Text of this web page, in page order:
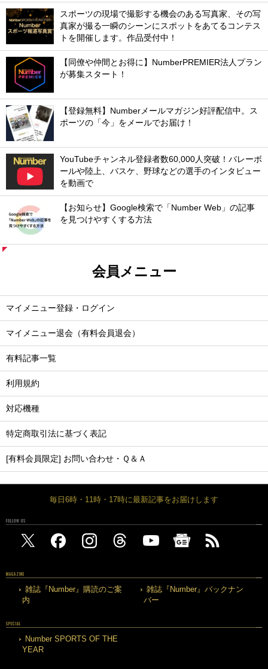
スポーツの現場で撮影する機会のある写真家、その写
真家が撮る一瞬のシーンにスポットをあてるコンテス
トを開催します。作品受付中！
【同僚や仲間とお得に】NumberPREMIER法人プラン
が募集スタート！
【登録無料】Numberメールマガジン好評配信中。ス
ポーツの「今」をメールでお届け！
YouTubeチャンネル登録者数60,000人突破！バレーボ
ールや陸上、バスケ、野球などの選手のインタビュー
を動画で
【お知らせ】Google検索で「Number Web」の記事
を見つけやすくする方法
会員メニュー
マイメニュー登録・ログイン
マイメニュー退会（有料会員退会）
有料記事一覧
利用規約
対応機種
特定商取引法に基づく表記
[有料会員限定] お問い合わせ・Ｑ＆Ａ
毎日6時・11時・17時に最新記事をお届けします
FOLLOW US
MAGAZINE
雑誌『Number』購読のご案
内
雑誌『Number』バックナン
バー
SPECIAL
Number SPORTS OF THE
YEAR